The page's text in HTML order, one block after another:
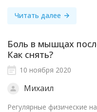
Читать далее
Боль в мышцах
Как снять?
10 ноября 2020
Михаил
Регулярные физические